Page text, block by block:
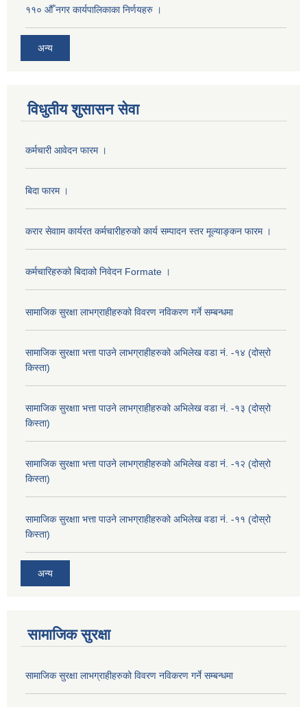
११० औँ नगर कार्यपालिकाका निर्णयहरु ।
अन्य
विधुतीय शुसासन सेवा
कर्मचारी आवेदन फारम ।
बिदा फारम ।
करार सेवााम कार्यरत कर्मचारीहरुको कार्य सम्पादन स्तर मूल्याङ्कन फारम ।
कर्मचारिहरुको बिदाको निवेदन Formate ।
सामाजिक सुरक्षा लाभग्राहीहरुको विवरण नविकरण गर्ने सम्बन्धमा
सामाजिक सुरक्षाा भत्ता पाउने लाभग्राहीहरुको अभिलेख वडा नं. -१४ (दोस्रो
किस्ता)
सामाजिक सुरक्षाा भत्ता पाउने लाभग्राहीहरुको अभिलेख वडा नं. -१३ (दोस्रो
किस्ता)
सामाजिक सुरक्षाा भत्ता पाउने लाभग्राहीहरुको अभिलेख वडा नं. -१२ (दोस्रो
किस्ता)
सामाजिक सुरक्षाा भत्ता पाउने लाभग्राहीहरुको अभिलेख वडा नं. -११ (दोस्रो
किस्ता)
अन्य
सामाजिक सुरक्षा
सामाजिक सुरक्षा लाभग्राहीहरुको विवरण नविकरण गर्ने सम्बन्धमा